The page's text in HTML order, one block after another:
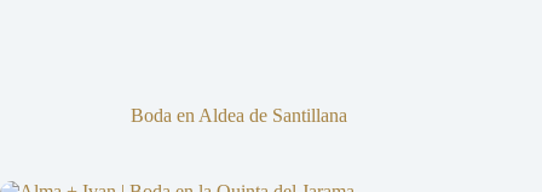
Boda en Aldea de Santillana